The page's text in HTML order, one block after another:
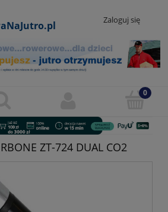
Zaloguj się
ZT-724 DUAL CO2